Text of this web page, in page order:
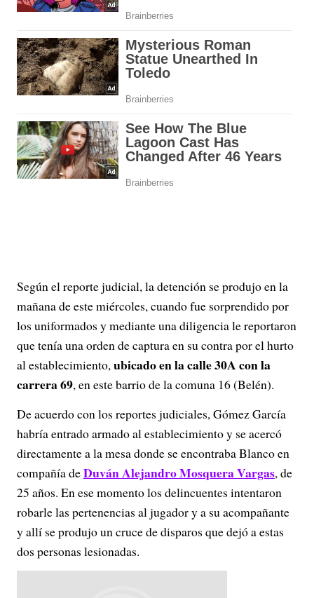
Según el reporte judicial, la detención se produjo en la
mañana de este miércoles, cuando fue sorprendido por
los uniformados y mediante una diligencia le reportaron
que tenía una orden de captura en su contra por el hurto
al establecimiento,ubicado en la calle 30A con la
carrera 69, en este barrio de la comuna 16 (Belén).
De acuerdo con los reportes judiciales, Gómez García
habría entrado armado al establecimiento y se acercó
directamente a la mesa donde se encontraba Blanco en
compañía deDuván Alejandro Mosquera Vargas, de
25 años. En ese momento los delincuentes intentaron
robarle las pertenencias al jugador y a su acompañante
y allí se produjo un cruce de disparos que dejó a estas
dos personas lesionadas.